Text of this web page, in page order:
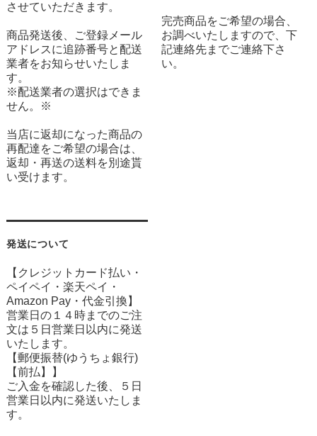
させていただきます。
商品発送後、ご登録メール
アドレスに追跡番号と配送
業者をお知らせいたしま
す。
※配送業者の選択はできま
せん。※
当店に返却になった商品の
再配達をご希望の場合は、
返却・再送の送料を別途貰
い受けます。
発送について
【クレジットカード払い・
ペイペイ・楽天ペイ・
Amazon Pay・ 代金引換】
営業日の１４時までのご注
文は５日営業日以内に発送
いたします。
【郵便振替(ゆうちょ銀行)
【前払】】
ご入金を確認した後、５日
営業日以内に発送いたしま
す。
完売商品をご希望の場合、
お調べいたしますので、下
記連絡先までご連絡下さ
い。